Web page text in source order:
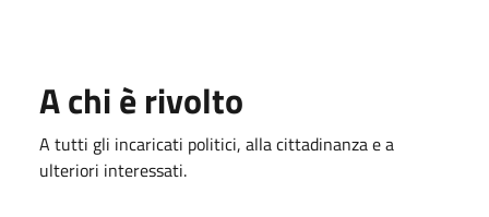
A chi è rivolto
A tutti gli incaricati politici, alla cittadinanza e a
ulteriori interessati.